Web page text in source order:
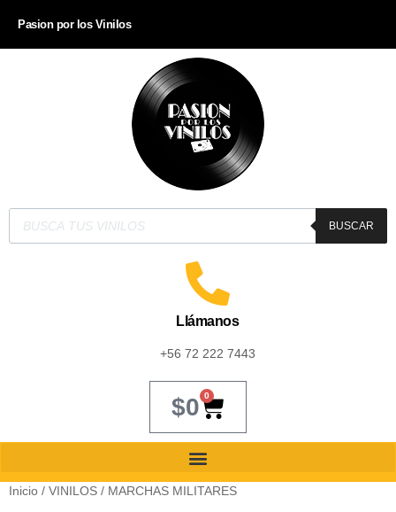
Pasion por los Vinilos
BUSCAR
Llámanos
+56 72 222 7443
$0 0
Inicio / VINILOS / MARCHAS MILITARES